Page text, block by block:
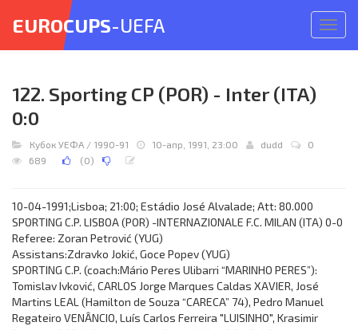
меню
EUROCUPS-UEFA
122. Sporting CP (POR) - Inter (ITA)
0:0
Кубок УЕФА / 1990-91 10-апр, 1991, 23:00 dudd
0
689
(0)
10-04-1991;Lisboa; 21:00; Estádio José Alvalade; Att: 80.000
SPORTING C.P. LISBOA (POR) -INTERNAZIONALE F.C. MILAN (ITA) 0-0
Referee: Zoran Petrović (YUG)
Assistans:Zdravko Jokić, Goce Popev (YUG)
SPORTING C.P. (coach:Mário Peres Ulibarri “MARINHO PERES”):
Tomislav Ivković, CARLOS Jorge Marques Caldas XAVIER, José
Martins LEAL (Hamilton de Souza “CARECA” 74), Pedro Manuel
Regateiro VENÂNCIO, Luís Carlos Ferreira "LUISINHO", Krasimir